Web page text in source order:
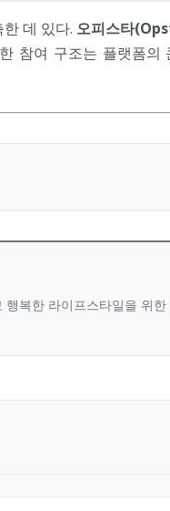
데 있다. 오피스타
참여 구조는 플랫폼의
복한 라이프스타일을 위